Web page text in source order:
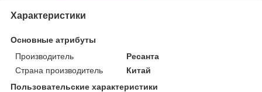
Характеристики
Основные атрибуты
Производитель
Ресанта
Страна производитель
Китай
Пользовательские характеристики